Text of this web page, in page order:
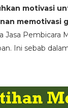
motivasi
memotivasi
Jasa Pembicara
Ini sebab